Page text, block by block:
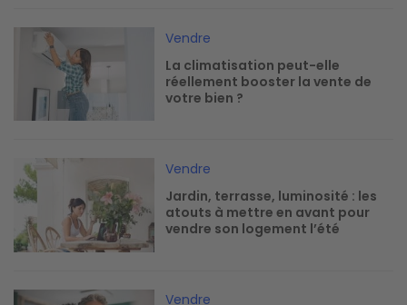
Image
Vendre
La climatisation peut-elle
réellement booster la vente de
votre bien ?
Image
Vendre
Jardin, terrasse, luminosité : les
atouts à mettre en avant pour
vendre son logement l’été
Image
Vendre